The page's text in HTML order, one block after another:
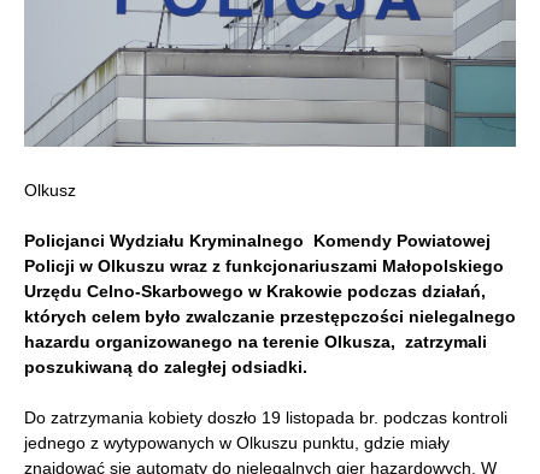
Olkusz
Policjanci Wydziału Kryminalnego Komendy Powiatowej
Policji w Olkuszu wraz z funkcjonariuszami Małopolskiego
Urzędu Celno-Skarbowego w Krakowie podczas działań,
których celem było zwalczanie przestępczości nielegalnego
hazardu organizowanego na terenie Olkusza, zatrzymali
poszukiwaną do zaległej odsiadki.
Do zatrzymania kobiety doszło 19 listopada br. podczas kontroli
jednego z wytypowanych w Olkuszu punktu, gdzie miały
znajdować się automaty do nielegalnych gier hazardowych. W